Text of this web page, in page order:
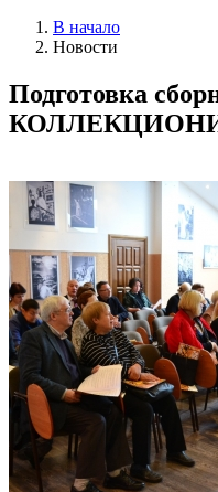
В начало
Новости
Подготовка